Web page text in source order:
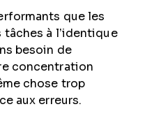
que les
tâches à l’identique
besoin de
concentration
chose trop
aux erreurs.